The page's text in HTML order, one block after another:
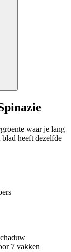
waar je lang
heeft dezelfde
7 vakken